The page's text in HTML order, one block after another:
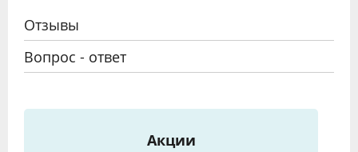
Отзывы
Вопрос - ответ
Акции